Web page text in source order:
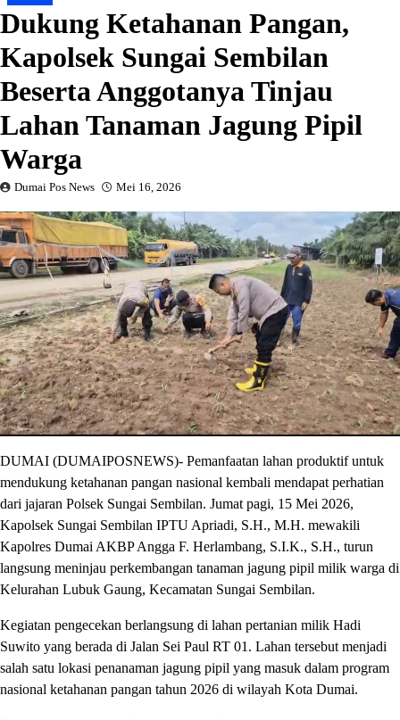
Dukung Ketahanan Pangan,
Kapolsek Sungai Sembilan
Beserta Anggotanya Tinjau
Lahan Tanaman Jagung Pipil
Warga
Dumai Pos News Mei 16, 2026
DUMAI (DUMAIPOSNEWS)- Pemanfaatan lahan produktif untuk
mendukung ketahanan pangan nasional kembali mendapat perhatian
dari jajaran Polsek Sungai Sembilan. Jumat pagi, 15 Mei 2026,
Kapolsek Sungai Sembilan IPTU Apriadi, S.H., M.H. mewakili
Kapolres Dumai AKBP Angga F. Herlambang, S.I.K., S.H., turun
langsung meninjau perkembangan tanaman jagung pipil milik warga di
Kelurahan Lubuk Gaung, Kecamatan Sungai Sembilan.
Kegiatan pengecekan berlangsung di lahan pertanian milik Hadi
Suwito yang berada di Jalan Sei Paul RT 01. Lahan tersebut menjadi
salah satu lokasi penanaman jagung pipil yang masuk dalam program
nasional ketahanan pangan tahun 2026 di wilayah Kota Dumai.